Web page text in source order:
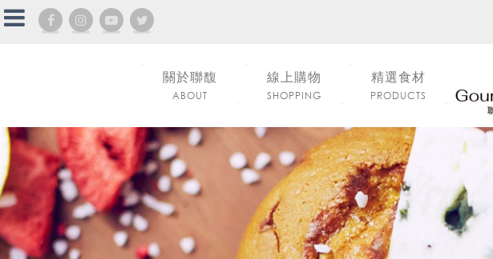
關於聯馥
ABOUT
線上購物
SHOPPING
精選食材
PRODUCTS